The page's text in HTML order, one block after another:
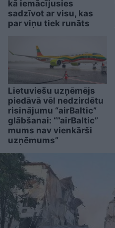
kā iemācījusies
sadzīvot ar visu, kas
par viņu tiek runāts
Lietuviešu uzņēmējs
piedāvā vēl nedzirdētu
risinājumu “airBaltic”
glābšanai: “”airBaltic”
mums nav vienkārši
uzņēmums”